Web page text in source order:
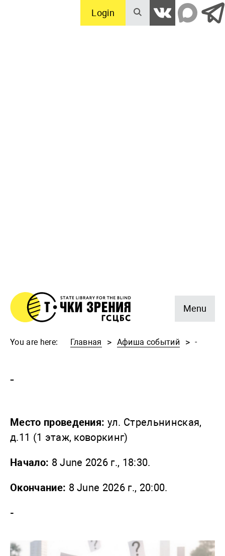
Menu
Login
You are here: Главная Афиша событий -
-
Место проведения: ул. Стрельнинская,
д.11 (1 этаж, коворкинг)
Начало: 8 June 2026 г., 18:30.
Окончание: 8 June 2026 г., 20:00.
-